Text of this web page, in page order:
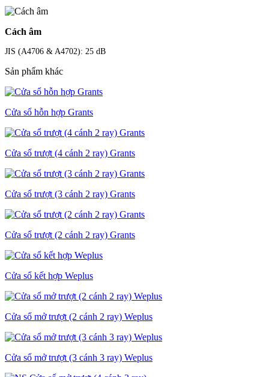
Cách âm
JIS (A4706 & A4702): 25 dB
Sản phẩm khác
Cửa sổ hỗn hợp Grants
Cửa sổ trượt (4 cánh 2 ray) Grants
Cửa sổ trượt (3 cánh 2 ray) Grants
Cửa sổ trượt (2 cánh 2 ray) Grants
Cửa sổ kết hợp Weplus
Cửa sổ mở trượt (2 cánh 2 ray) Weplus
Cửa sổ mở trượt (3 cánh 3 ray) Weplus